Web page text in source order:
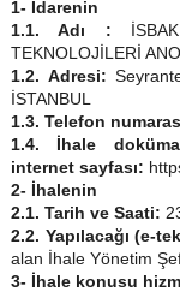
1- İdarenin
1.1. Adı :
TEKNOLOJİLERİ
1.2. Adresi:
İSTANBUL
1.3. Telefon
1.4. İhale
internet sayfası:
2- İhalenin
2.1. Tarih ve Saati:
2.2. Yapılacağı (e-
alan İhale Yönetim
3- İhale konusu